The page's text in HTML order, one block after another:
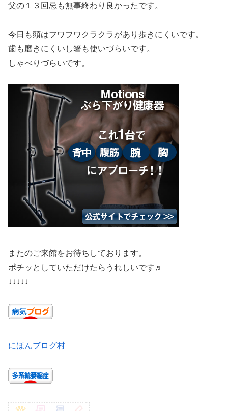
父の１３回忌も無事終わり良かったです。
今日も頭はフワフワクラクラがあり歩きにくいです。
歯も磨きにくいし箸も使いづらいです。
しゃべりづらいです。
またのご来館をお待ちしております。
ポチッとしていただけたらうれしいです♬
↓↓↓↓↓
にほんブログ村